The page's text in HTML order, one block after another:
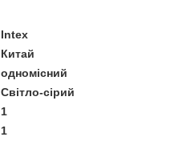
Intex
Китай
одномісний
Світло-сірий
1
1